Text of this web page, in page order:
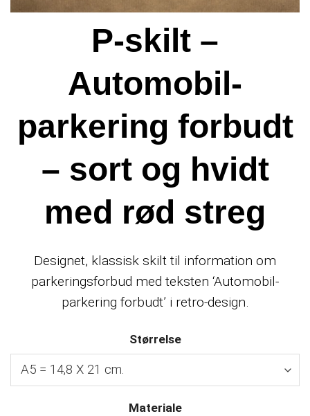
P-skilt –
Automobil-
parkering forbudt
– sort og hvidt
med rød streg
Designet, klassisk skilt til information om
parkeringsforbud med teksten ‘Automobil-
parkering forbudt’ i retro-design.
Størrelse
Materiale